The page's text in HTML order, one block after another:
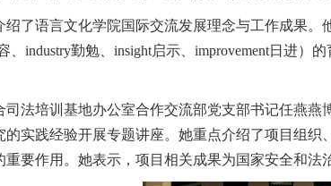
绍了语言文化学院国际交流发展理念与工作成果。
、industry勤勉、insight启示、improvement日进
法培训基地办公室合作交流部党支部书记任燕燕
的实践经验开展专题讲座。她重点介绍了项目组
重要作用。她表示，项目相关成果为国家安全和法